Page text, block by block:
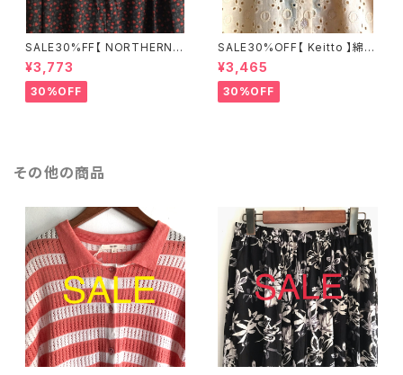
SALE30%FF【 NORTHERN T
RUCK 】綿100% フラワープリ
ントワイドパンツ ブラック×レッ
ド Mサイズ NCBS6184【ノーザ
ントラック】
¥3,773
30%OFF
SALE30%OFF【 Keitto 】綿10
0% オーバーレースシャツ クリ
ームベージュ Mサイズ KBMS6
162【ケイット】
¥3,465
30%OFF
その他の商品